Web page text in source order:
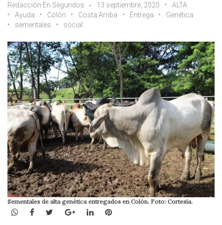
Redacción En Segundos 13 septiembre, 2020
ALTA
Ayuda
Colón Costa Arriba Entrega
Genética
sementales
social
Sementales de alta genética entregados en Colón. Foto: Cortesía.
WhatsApp
Facebook
TwitterGoogle+LinkedInPinterest